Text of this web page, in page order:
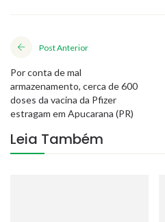
Post Anterior
Por conta de mal
armazenamento, cerca de 600
doses da vacina da Pfizer
estragam em Apucarana (PR)
Leia Também